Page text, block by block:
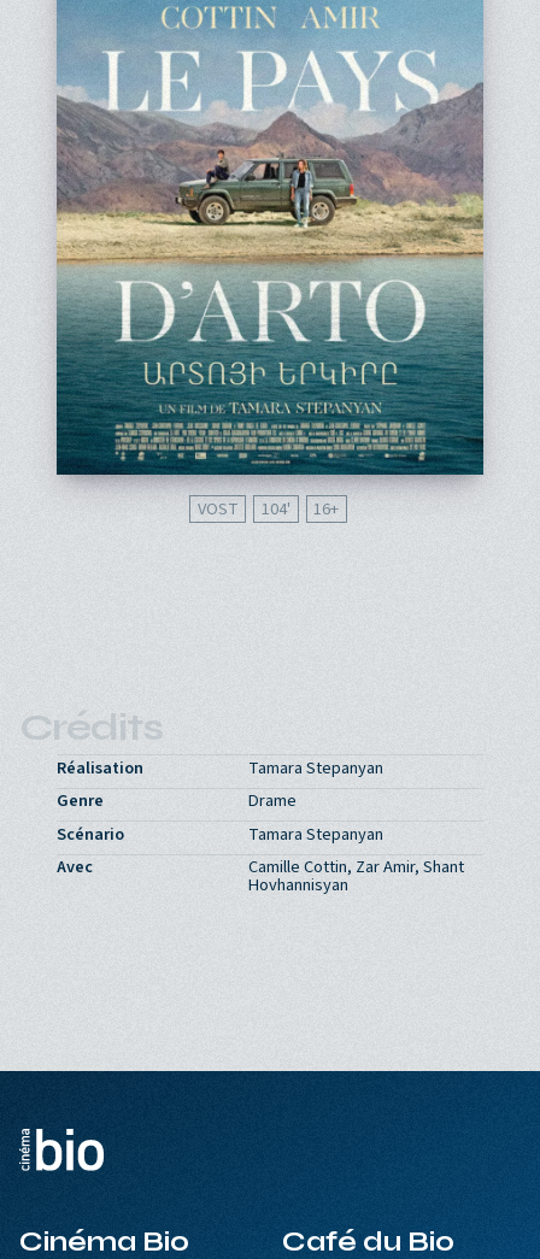
VOST 104' 16
Crédits
Réalisation
Tamara Stepanyan
Genre
Drame
Scénario
Tamara Stepanyan
Avec
Camille Cottin, Zar Amir, Shant
Hovhannisyan
Cinéma Bio Café du Bio